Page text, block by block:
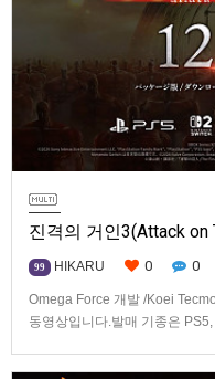
진격의 거인3(Attack on
99 HIKARU 0 0
Omega Force 개발 /Koei
동영상입니다.발매 기종은